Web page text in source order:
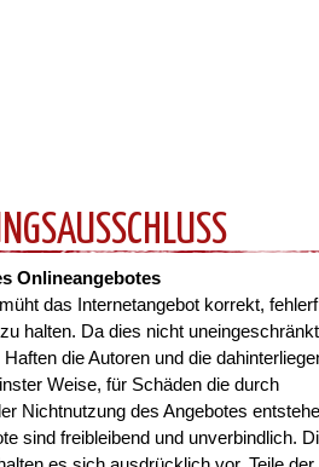
Onlineangebotes
das Internetangebot korrekt,
halten. Da dies nicht uneingeschränkt
die Autoren und die
Weise, für Schäden die durch
Nichtnutzung des Angebotes
sind freibleibend und unverbindlich.